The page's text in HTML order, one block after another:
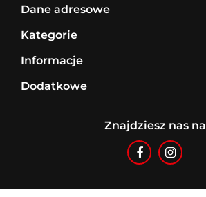
Dane adresowe
Kategorie
Informacje
Dodatkowe
Znajdziesz nas na